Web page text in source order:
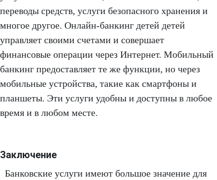
переводы средств, услуги безопасного хранения и
многое другое. Онлайн-банкинг детей детей
управляет своими счетами и совершает
финансовые операции через Интернет. Мобильный
банкинг предоставляет те же функции, но через
мобильные устройства, такие как смартфоны и
планшеты. Эти услуги удобны и доступны в любое
время и в любом месте.
Заключение
Банковские услуги имеют большое значение для